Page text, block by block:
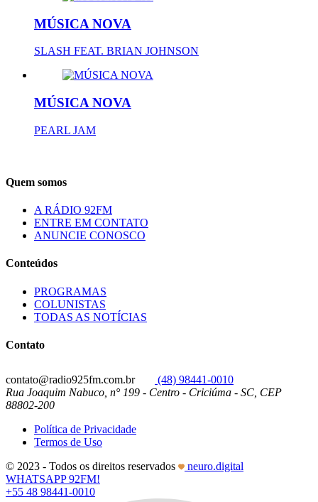
MÚSICA NOVA
SLASH FEAT. BRIAN JOHNSON
MÚSICA NOVA
PEARL JAM
Quem somos
A RÁDIO 92FM
ENTRE EM CONTATO
ANUNCIE CONOSCO
Conteúdos
PROGRAMAS
COLUNISTAS
TODAS AS NOTÍCIAS
Contato
contato@radio925fm.com.br
(48) 98441-0010
Rua Joaquim Nabuco, n° 199 - Centro - Criciúma - SC, CEP
88802-200
Política de Privacidade
Termos de Uso
© 2023 - Todos os direitos reservados
neuro.digital
WHATSAPP 92FM!
+55 48 98441-0010